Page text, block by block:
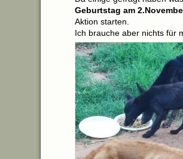
Geburtstag am
Aktion starten.
Ich brauche aber nichts für